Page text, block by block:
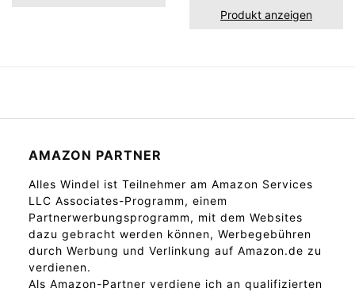
Produkt anzeigen
AMAZON PARTNER
Alles Windel ist Teilnehmer am Amazon Services
LLC Associates-Programm, einem
Partnerwerbungsprogramm, mit dem Websites
dazu gebracht werden können, Werbegebühren
durch Werbung und Verlinkung auf Amazon.de zu
verdienen.
Als Amazon-Partner verdiene ich an qualifizierten